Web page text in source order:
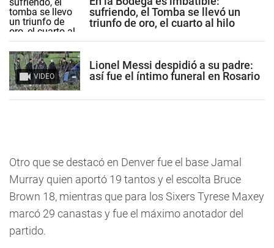
sufriendo, el Tomba se llevó un
triunfo de oro, el cuarto al hilo
VIDEO
Lionel Messi despidió a su padre:
así fue el íntimo funeral en Rosario
Otro que se destacó en Denver fue el base Jamal
Murray quien aportó 19 tantos y el escolta Bruce
Brown 18, mientras que para los Sixers Tyrese Maxey
marcó 29 canastas y fue el máximo anotador del
partido.